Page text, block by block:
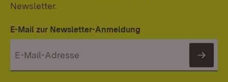
Newsletter.
E-Mail zur Newsletter-Anmeldung